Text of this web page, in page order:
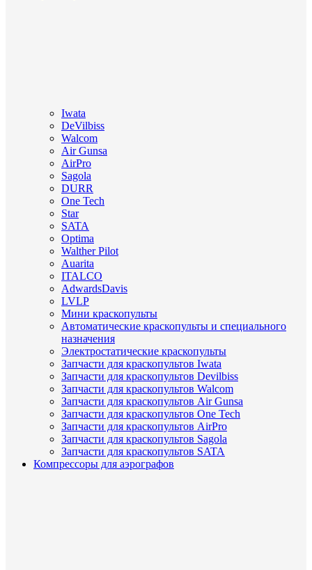
Iwata
DeVilbiss
Walcom
Air Gunsa
AirPro
Sagola
DURR
One Tech
Star
SATA
Optima
Walther Pilot
Auarita
ITALCO
AdwardsDavis
LVLP
Мини краскопульты
Автоматические краскопульты и специального
назначения
Электростатические краскопульты
Запчасти для краскопультов Iwata
Запчасти для краскопультов Devilbiss
Запчасти для краскопультов Walcom
Запчасти для краскопультов Air Gunsa
Запчасти для краскопультов One Tech
Запчасти для краскопультов AirPro
Запчасти для краскопультов Sagola
Запчасти для краскопультов SATA
Компрессоры для аэрографов